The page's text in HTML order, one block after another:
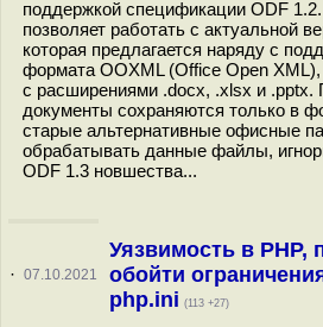
поддержкой спецификации ODF
позволяет работать с актуальной
которая предлагается наряду с
формата OOXML (Office Open
с расширениями .docx, .xlsx и .pptx.
документы сохраняются только в
старые альтернативные офисные
обрабатывать данные файлы,
ODF 1.3 новшества...
· 07.10.2021
Уязвимость в PHP,
обойти
php.ini (113 +27)